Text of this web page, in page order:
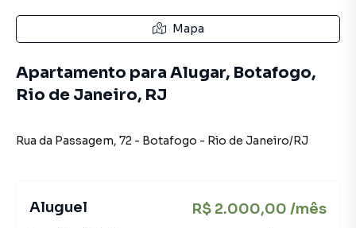
Mapa
Apartamento para Alugar, Botafogo,
Rio de Janeiro, RJ
Rua da Passagem, 72 - Botafogo - Rio de Janeiro/RJ
Aluguel R$ 2.000,00 /mês